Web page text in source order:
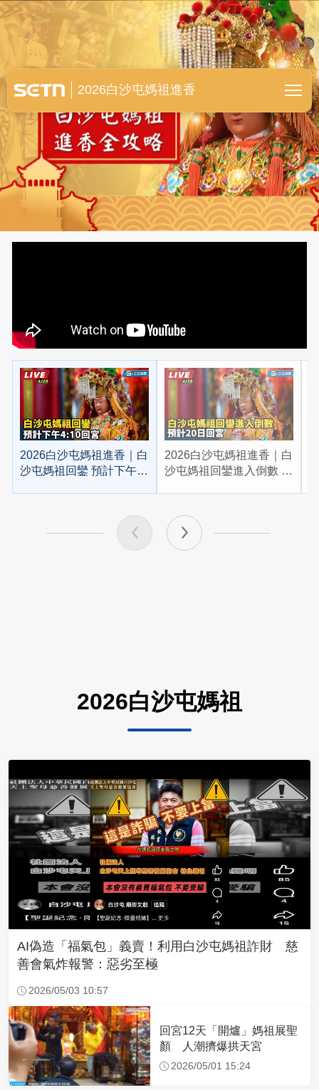
白沙屯媽祖進香全紀錄
2026白沙屯媽祖進香
2026白沙屯媽祖進香｜白
沙屯媽祖回鑾 預計下午
2026白沙屯媽祖進香｜白
沙屯媽祖回鑾進入倒數 預
2026白沙屯媽祖
AI偽造「福氣包」義賣！利用白沙屯媽祖詐財 慈
善會氣炸報警：惡劣至極
2026/05/03 10:57
回宮12天「開爐」媽祖展聖
顏 人潮擠爆拱天宮
2026/05/01 15:24